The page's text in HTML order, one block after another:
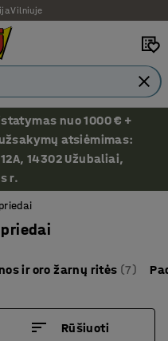
Vilniuje
nuo 1000 € +
atsiėmimas:
14302 Užubaliai,
r.
ir oro žarnų ritės (7)
Rūšiuoti